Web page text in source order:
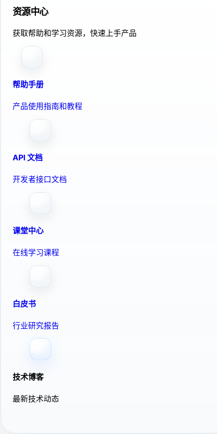
资源中心
获取帮助和学习资源，快速上手产品
帮助手册
产品使用指南和教程
API 文档
开发者接口文档
课堂中心
在线学习课程
白皮书
行业研究报告
技术博客
最新技术动态